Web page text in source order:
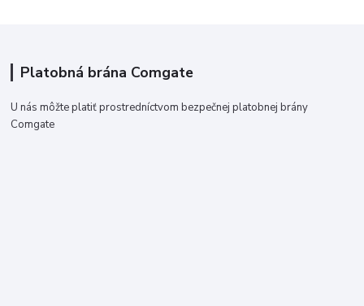
Platobná brána Comgate
U nás môžte platiť prostredníctvom bezpečnej platobnej brány
Comgate